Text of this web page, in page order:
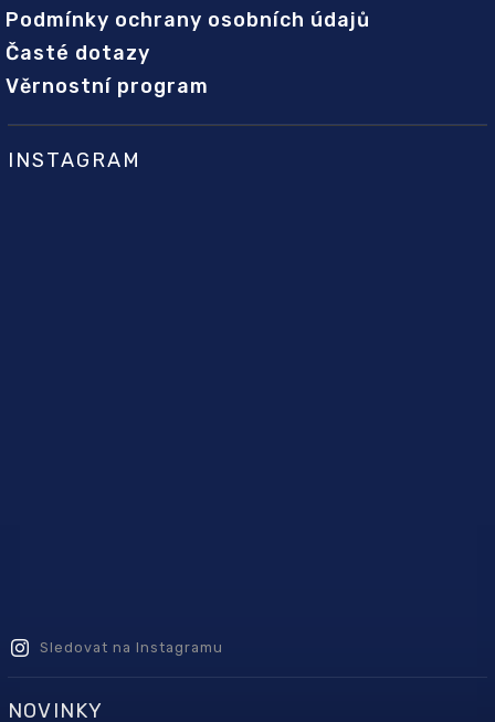
Podmínky ochrany osobních údajů
Časté dotazy
Věrnostní program
INSTAGRAM
Sledovat na Instagramu
NOVINKY